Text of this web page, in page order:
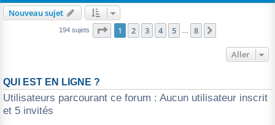
Nouveau sujet
194 sujets Page 1sur8
1 2 3 4 5 8
Aller
QUI EST EN LIGNE ?
Utilisateurs parcourant ce forum : Aucun utilisateur inscrit
et 5 invités